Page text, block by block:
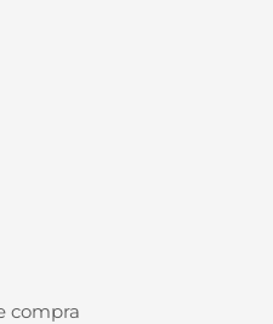
compra